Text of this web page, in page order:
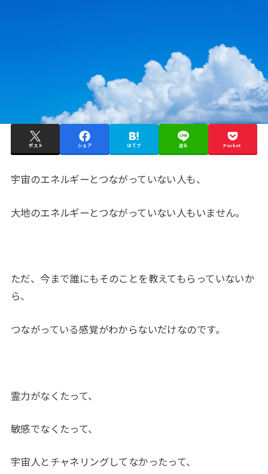
ポスト シェア はてブ 送る Pocket
宇宙のエネルギーとつながっていない人も、
大地のエネルギーとつながっていない人もいません。
ただ、今まで誰にもそのことを教えてもらっていないか
ら、
つながっている感覚がわからないだけなのです。
霊力がなくたって、
敏感でなくたって、
宇宙人とチャネリングしてなかったって、